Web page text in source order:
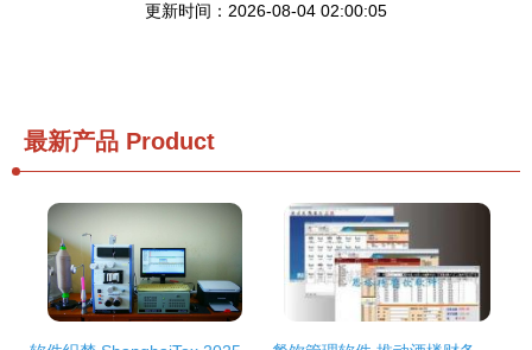
更新时间：2026-08-04 02:00:05
最新产品 Product